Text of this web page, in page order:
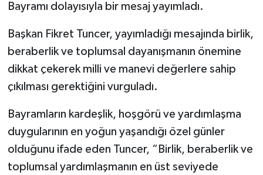
Bayramı dolayısıyla bir mesaj yayımladı.
Başkan Fikret Tuncer, yayımladığı mesajında birlik,
beraberlik ve toplumsal dayanışmanın önemine
dikkat çekerek milli ve manevi değerlere sahip
çıkılması gerektiğini vurguladı.
Bayramların kardeşlik, hoşgörü ve yardımlaşma
duygularının en yoğun yaşandığı özel günler
olduğunu ifade eden Tuncer, “Birlik, beraberlik ve
toplumsal yardımlaşmanın en üst seviyede